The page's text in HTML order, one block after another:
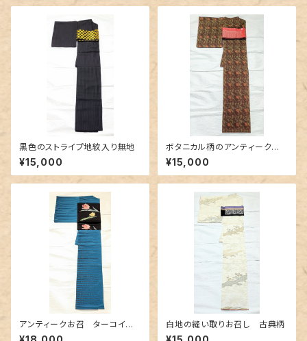
黒色のストライプ地紋入り無地
¥15,000
ボタニカル柄のアンティークお
召
¥15,000
アンティークお召 ターコイズ
ブルーに黒ボーダー柄
白地の縫い取りお召し 古典柄